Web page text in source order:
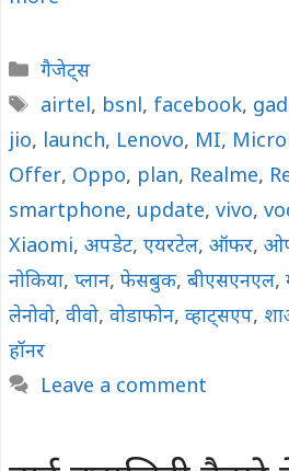
Categories
गैजेट्स
Tags
airtel, bsnl, facebook,
jio, launch, Lenovo, MI,
Offer, Oppo, plan, Realme,
smartphone, update, vivo,
Xiaomi, अपडेट, एयरटेल, ऑफर,
नोकिया, प्लान, फेसबुक, बीएसएनएल,
लेनोवो, वीवो, वोडाफोन, व्हाट्सएप,
हॉनर
Leave a comment